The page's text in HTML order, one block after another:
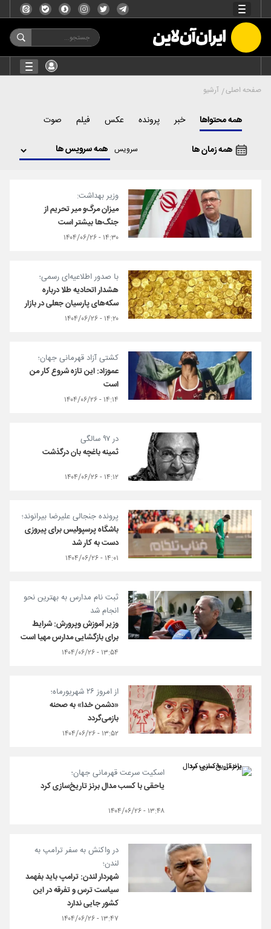
صفحه اصلی آرشیو
همه محتواها خبر پرونده عکس فیلم صوت
همه زمان ها سرویس
وزیر بهداشت:
میزان مرگ‌و میر تحریم از
جنگ‌ها بیشتر است
۱۴:۳۰ - ۱۴۰۴/۰۶/۲۶
با صدور اطلاعیه‌ای رسمی؛
هشدار اتحادیه طلا درباره
سکه‌های پارسیان جعلی در بازار
۱۴:۲۰ - ۱۴۰۴/۰۶/۲۶
کشتی آزاد قهرمانی جهان؛
عموزاد: این تازه شروع کار من
است
۱۴:۱۴ - ۱۴۰۴/۰۶/۲۶
در ۹۷ سالگی
ثمینه باغچه‌ بان درگذشت
۱۴:۱۲ - ۱۴۰۴/۰۶/۲۶
پرونده جنجالی علیرضا بیرانوند؛
باشگاه پرسپولیس برای پیروزی
دست به کار شد
۱۴:۰۱ - ۱۴۰۴/۰۶/۲۶
ثبت نام مدارس به بهترین نحو
انجام شد
وزیر آموزش وپرورش: شرایط
برای بازگشایی مدارس مهیا است
۱۳:۵۴ - ۱۴۰۴/۰۶/۲۶
از امروز ۲۶ شهریورماه؛
«دشمن خدا» به صحنه
بازمی‌گردد
۱۳:۵۲ - ۱۴۰۴/۰۶/۲۶
اسکیت سرعت قهرمانی جهان؛
یاحقی با کسب مدال برنز تاریخ‌سازی کرد
۱۳:۴۸ - ۱۴۰۴/۰۶/۲۶
در واکنش به سفر ترامپ به
لندن؛
شهردار لندن: ترامپ باید بفهمد
سیاست ترس و تفرقه در این
کشور جایی ندارد
۱۳:۴۷ - ۱۴۰۴/۰۶/۲۶